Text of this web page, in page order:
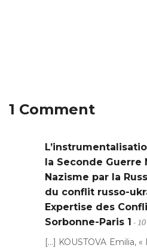
1 Comment
la Seconde Guerre
Nazisme par la
du conflit russo-
Expertise des
Sorbonne-Paris 1 -
[…] KOUSTOVA Emilia,